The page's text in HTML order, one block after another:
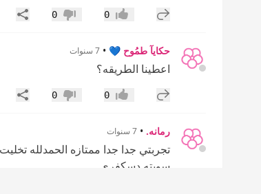
إضافة رد جديد
إعجاب0 عدم إعجاب
0
حكايآ طمُوح 💙 • 7 سنوات
اعطينا الطريقه؟
إضافة رد جديد
إعجاب0 عدم إعجاب
0
رمانه. • 7 سنوات
تجربتي جدا جدا ممتازه الحمدلله
سويته دسكفري